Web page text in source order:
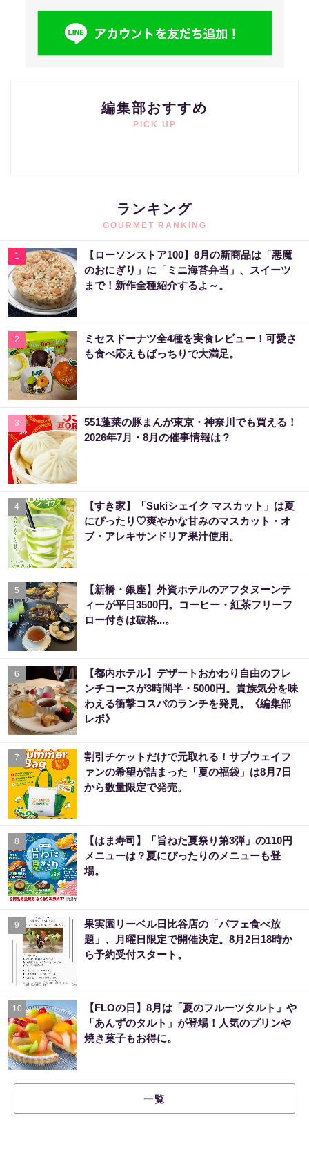
編集部おすすめ
PICK UP
ランキング
GOURMET RANKING
1
【ローソンストア100】8月の新商品は「悪魔
のおにぎり」に「ミニ海苔弁当」、スイーツ
まで！新作全種紹介するよ～。
2
ミセスドーナツ全4種を実食レビュー！可愛さ
も食べ応えもばっちりで大満足。
3
551蓬莱の豚まんが東京・神奈川でも買える！
2026年7月・8月の催事情報は？
4
【すき家】「Sukiシェイク マスカット」は夏
にぴったり♡爽やかな甘みのマスカット・オ
ブ・アレキサンドリア果汁使用。
5
【新橋・銀座】外資ホテルのアフタヌーンテ
ィーが平日3500円。コーヒー・紅茶フリーフ
ロー付きは破格...。
6
【都内ホテル】デザートおかわり自由のフレ
ンチコースが3時間半・5000円。貴族気分を味
わえる衝撃コスパのランチを発見。《編集部
レポ》
7
割引チケットだけで元取れる！サブウェイフ
ァンの希望が詰まった「夏の福袋」は8月7日
から数量限定で発売。
8
【はま寿司】「旨ねた夏祭り第3弾」の110円
メニューは？夏にぴったりのメニューも登
場。
9
果実園リーベル日比谷店の「パフェ食べ放
題」、月曜日限定で開催決定。8月2日18時か
ら予約受付スタート。
10
【FLOの日】8月は「夏のフルーツタルト」や
「あんずのタルト」が登場！人気のプリンや
焼き菓子もお得に。
一覧